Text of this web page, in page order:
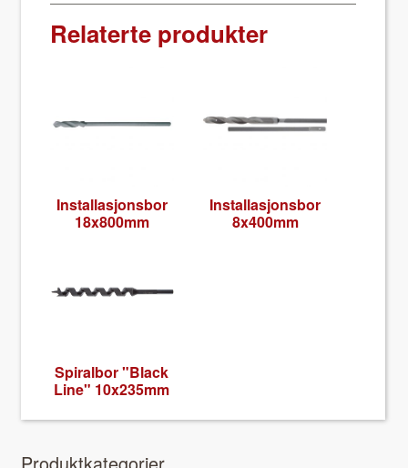
Relaterte produkter
Instal­lasjons­bor
18x800mm
Instal­lasjons­bor
8x400mm
Spi­ral­bor "Black
Line" 10x235mm